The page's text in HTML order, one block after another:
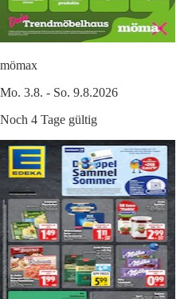
mömax
Mo. 3.8. - So. 9.8.2026
Noch 4 Tage gültig